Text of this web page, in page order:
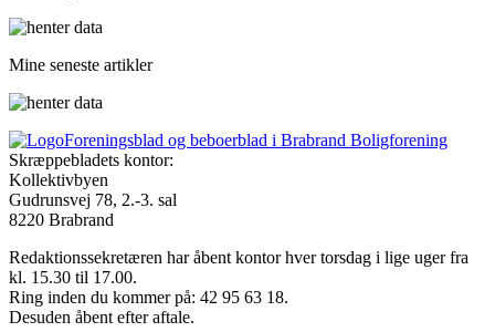
Mine seneste artikler
Foreningsblad og beboerblad i Brabrand Boligforening
Skræppebladets kontor:
Kollektivbyen
Gudrunsvej 78, 2.-3. sal
8220 Brabrand
Redaktionssekretæren har åbent kontor hver torsdag i lige uger fra
kl. 15.30 til 17.00.
Ring inden du kommer på: 42 95 63 18.
Desuden åbent efter aftale.